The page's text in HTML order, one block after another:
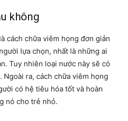
không
cách chữa viêm họng đơn giản
lựa chọn, nhất là những ai
Tuy nhiên loại nước này sẽ có
ra, cách chữa viêm họng
có hệ tiêu hóa tốt và hoàn
nó cho trẻ nhỏ.